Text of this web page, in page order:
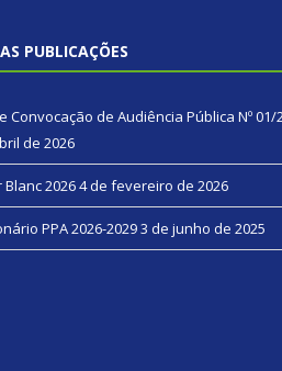
PUBLICAÇÕES
Convocação de Audiência Pública Nº 01/
de 2026
Blanc 20264 de fevereiro de 2026
PPA 2026-20293 de junho de 2025